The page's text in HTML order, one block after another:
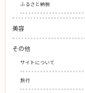
ふるさと納税
美容
その他
サイトについて
旅行